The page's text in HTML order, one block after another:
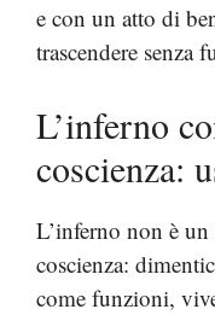
e con un atto di
trascendere senza
L’inferno
coscienza:
L’inferno non è
coscienza:
come funzioni,